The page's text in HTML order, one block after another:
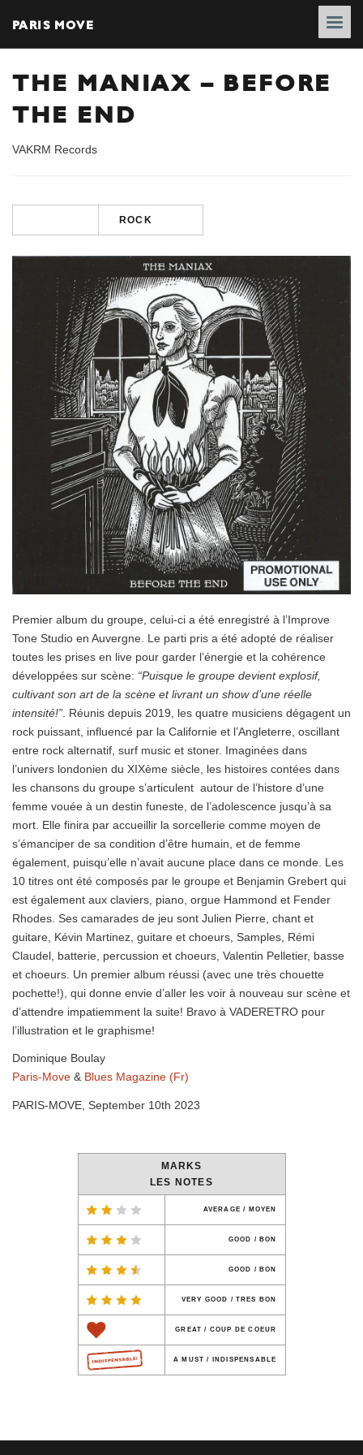
PARIS MOVE
THE MANIAX – BEFORE
THE END
VAKRM Records
ROCK
Premier album du groupe, celui-ci a été enregistré à l’Improve
Tone Studio en Auvergne. Le parti pris a été adopté de réaliser
toutes les prises en live pour garder l’énergie et la cohérence
développées sur scène: “Puisque le groupe devient explosif,
cultivant son art de la scène et livrant un show d’une réelle
intensité!” . Réunis depuis 2019, les quatre musiciens dégagent un
rock puissant, influencé par la Californie et l’Angleterre, oscillant
entre rock alternatif, surf music et stoner. Imaginées dans
l’univers londonien du XIXème siècle, les histoires contées dans
les chansons du groupe s’articulent autour de l’histore d’une
femme vouée à un destin funeste, de l’adolescence jusqu’à sa
mort. Elle finira par accueillir la sorcellerie comme moyen de
s’émanciper de sa condition d’être humain, et de femme
également, puisqu’elle n’avait aucune place dans ce monde. Les
10 titres ont été composés par le groupe et Benjamin Grebert qui
est également aux claviers, piano, orgue Hammond et Fender
Rhodes. Ses camarades de jeu sont Julien Pierre, chant et
guitare, Kévin Martinez, guitare et choeurs, Samples, Rémi
Claudel, batterie, percussion et choeurs, Valentin Pelletier, basse
et choeurs. Un premier album réussi (avec une très chouette
pochette!), qui donne envie d’aller les voir à nouveau sur scène et
d’attendre impatiemment la suite! Bravo à VADERETRO pour
l’illustration et le graphisme!
Dominique Boulay
Paris-Move & Blues Magazine (Fr)
PARIS-MOVE, September 10th 2023
MARKS
LES NOTES
AVERAGE / MOYEN
GOOD / BON
GOOD / BON
VERY GOOD / TRES BON
GREAT / COUP DE COEUR
A MUST / INDISPENSABLE